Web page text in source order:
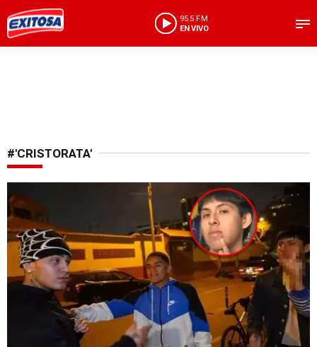
95.5 FM
EN VIVO
#'CRISTORATA'